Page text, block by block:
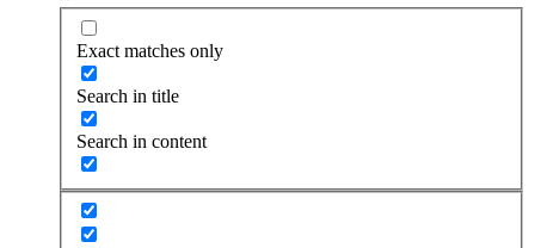
Exact matches only
Search in title
Search in content